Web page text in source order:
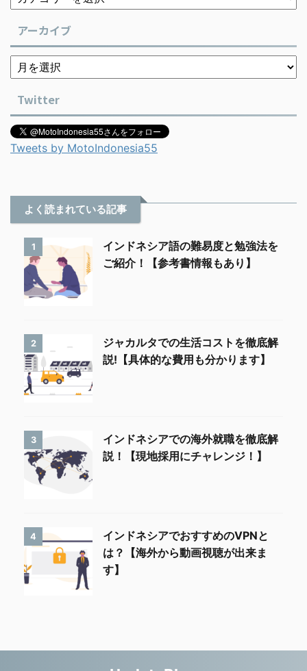
アーカイブ
Twitter
Tweets by MotoIndonesia55
よく読まれている記事
1
インドネシア語の難易度と勉強法を
ご紹介！【参考書情報もあり】
2
ジャカルタでの生活コストを徹底解
説!【具体的な費用も分かります】
3
インドネシアでの海外就職を徹底解
説！【現地採用にチャレンジ！】
4
インドネシアでおすすめのVPNと
は？【海外から動画視聴が出来ま
す】